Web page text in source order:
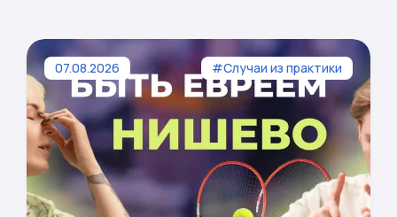
07.08.2026 #Случаи из практики